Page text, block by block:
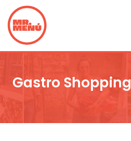
Gastro Shopping